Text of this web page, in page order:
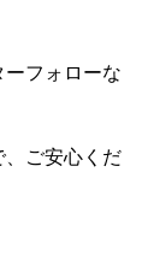
フォローな
、ご安心くだ